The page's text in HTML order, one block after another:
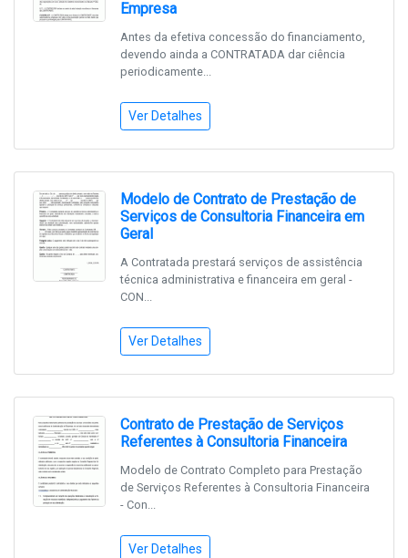
Empresa
Antes da efetiva concessão do financiamento,
devendo ainda a CONTRATADA dar ciência
periodicamente...
Ver Detalhes
Modelo de Contrato de Prestação de
Serviços de Consultoria Financeira em
Geral
A Contratada prestará serviços de assistência
técnica administrativa e financeira em geral -
CON...
Ver Detalhes
Contrato de Prestação de Serviços
Referentes à Consultoria Financeira
Modelo de Contrato Completo para Prestação
de Serviços Referentes à Consultoria Financeira
- Con...
Ver Detalhes